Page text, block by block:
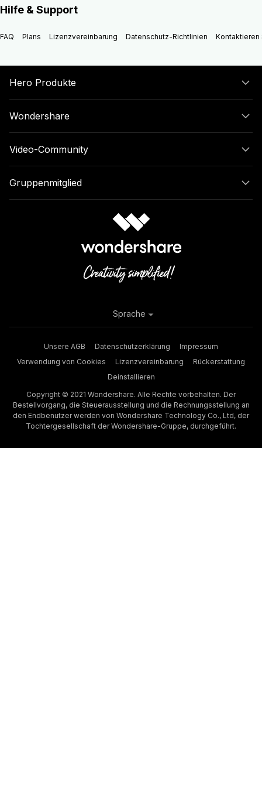
Hilfe & Support
FAQ Plans Lizenzvereinbarung Datenschutz-Richtlinien Kontaktieren
Hero Produkte
Wondershare
Video-Community
Gruppenmitglied
Unsere AGB Datenschutzerklärung
Impressum
Verwendung von Cookies
Lizenzvereinbarung
Rückerstattung
Deinstallieren
Copyright © 2021 Wondershare. Alle Rechte vorbehalten. Der
Bestellvorgang, die Steuerausstellung und die Rechnungsstellung an
den Endbenutzer werden von Wondershare Technology Co., Ltd, der
Tochtergesellschaft der Wondershare-Gruppe, durchgeführt.
Sprache